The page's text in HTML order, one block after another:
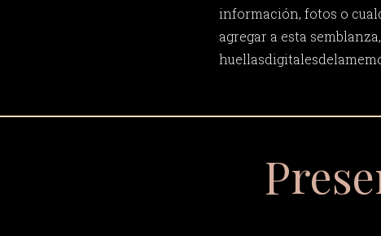
información, fotos o
agregar a esta